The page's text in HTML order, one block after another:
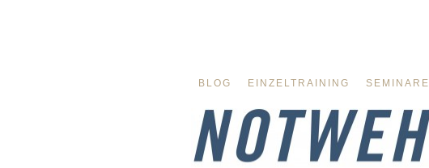
BLOG EINZELTRAINING SEMINARE